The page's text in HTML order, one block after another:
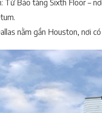
Từ Bảo tàng Sixth Floor –
nằm gần Houston, nơi